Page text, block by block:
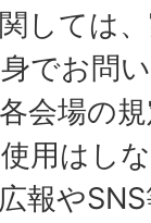
しては
でお問
会場の
用はし
報や